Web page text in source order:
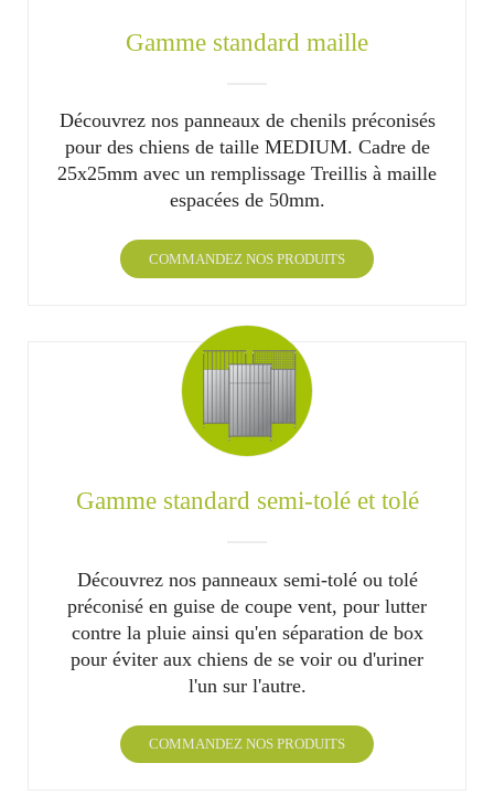
Gamme standard maille
Découvrez nos panneaux de chenils préconisés
pour des chiens de taille MEDIUM. Cadre de
25x25mm avec un remplissage Treillis à maille
espacées de 50mm.
COMMANDEZ NOS PRODUITS
Gamme standard semi-tolé et tolé
Découvrez nos panneaux semi-tolé ou tolé
préconisé en guise de coupe vent, pour lutter
contre la pluie ainsi qu'en séparation de box
pour éviter aux chiens de se voir ou d'uriner
l'un sur l'autre.
COMMANDEZ NOS PRODUITS